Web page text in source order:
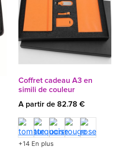
Coffret cadeau A3 en
simili de couleur
A partir de 82.78 €
+14 En plus